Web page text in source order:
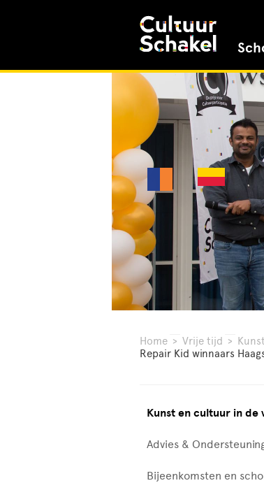
Home > Vrije tijd >
Repair Kid winnaars
Kunst en cultuur in de
Advies &
Bijeenkomsten en